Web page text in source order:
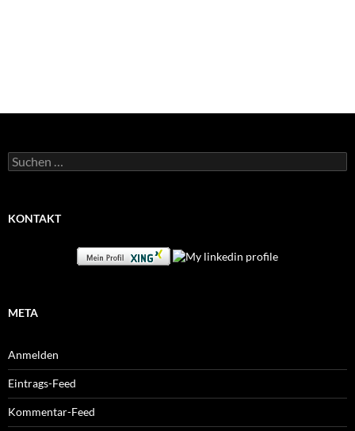
Suchen
nach:
KONTAKT
META
Anmelden
Eintrags-Feed
Kommentar-Feed